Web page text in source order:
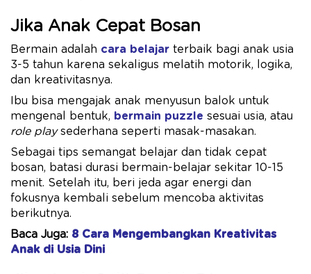
Jika Anak Cepat Bosan
Bermain adalah cara belajar terbaik bagi anak usia
3-5 tahun karena sekaligus melatih motorik, logika,
dan kreativitasnya.
Ibu bisa mengajak anak menyusun balok untuk
mengenal bentuk, bermain puzzle sesuai usia, atau
role playsederhana seperti masak-masakan.
Sebagai tips semangat belajar dan tidak cepat
bosan, batasi durasi bermain-belajar sekitar 10-15
menit. Setelah itu, beri jeda agar energi dan
fokusnya kembali sebelum mencoba aktivitas
berikutnya.
Baca Juga: 8 Cara Mengembangkan Kreativitas
Anak di Usia Dini